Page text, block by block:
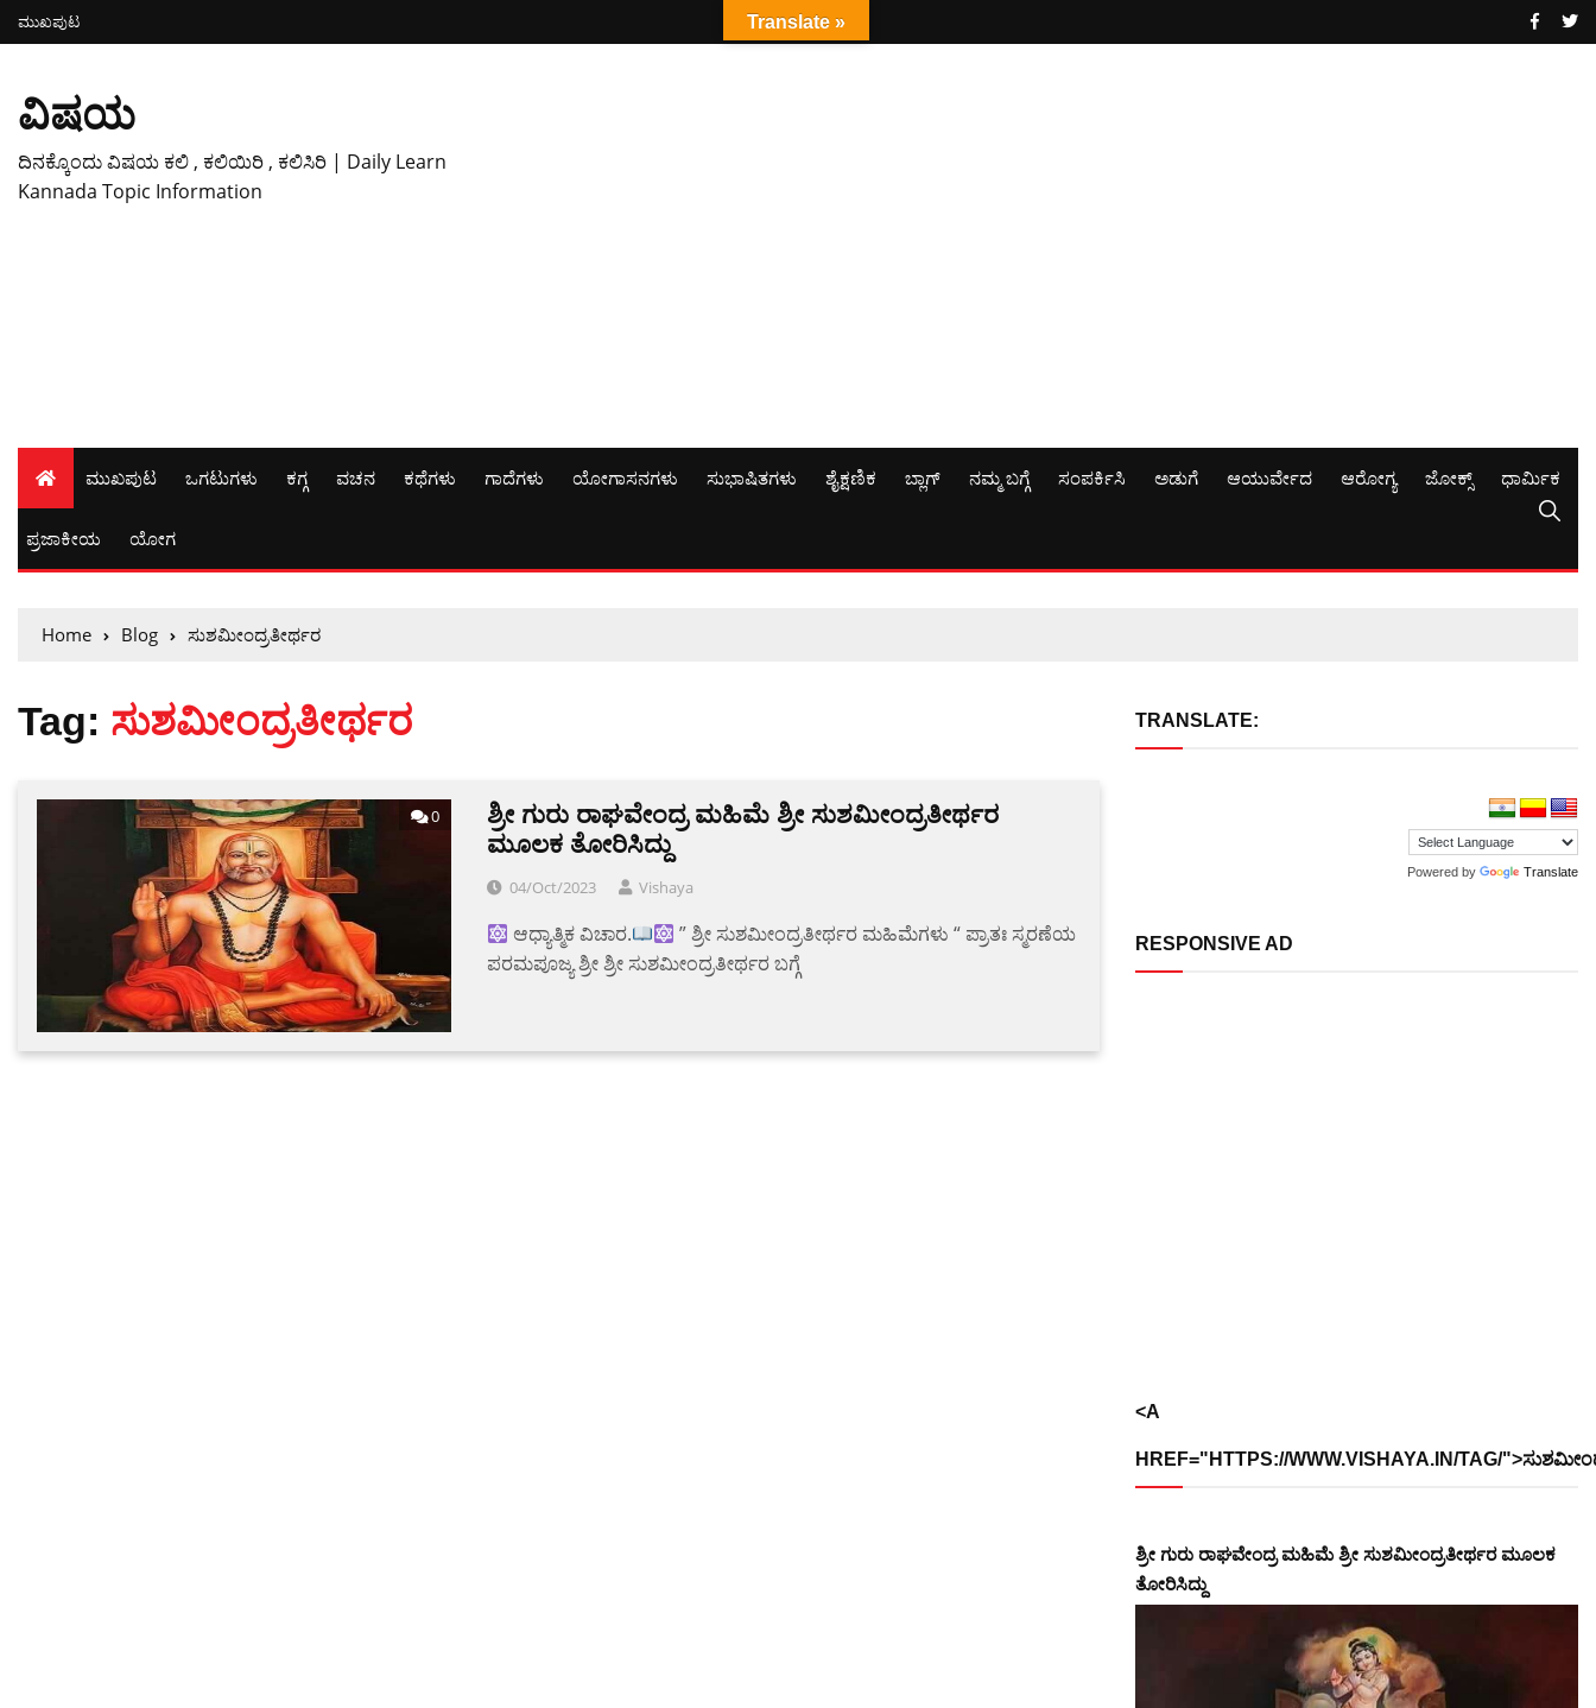
ಮುಖಪುಟ
ವಿಷಯ
ದಿನಕ್ಕೊಂದು ವಿಷಯ ಕಲಿ , ಕಲಿಯಿರಿ , ಕಲಿಸಿರಿ | Daily Learn
Kannada Topic Information
ಮುಖಪುಟ ಒಗಟುಗಳು ಕಗ್ಗ ವಚನ ಕಥೆಗಳು ಗಾದೆಗಳು ಯೋಗಾಸನಗಳು ಸುಭಾಷಿತಗಳು ಶೈಕ್ಷಣಿಕ ಬ್ಲಾಗ್ ನಮ್ಮ ಬಗ್ಗೆ ಸಂಪರ್ಕಿಸಿ ಅಡುಗೆ ಆಯುರ್ವೇದ ಆರೋಗ್ಯ ಜೋಕ್ಸ್ ಧಾರ್ಮಿಕ
ಪ್ರಜಾಕೀಯ ಯೋಗ
Home Blog ಸುಶಮೀಂದ್ರತೀರ್ಥರ
Tag: ಸುಶಮೀಂದ್ರತೀರ್ಥರ
0
ಶ್ರೀ ಗುರು ರಾಘವೇಂದ್ರ ಮಹಿಮೆ ಶ್ರೀ ಸುಶಮೀಂದ್ರತೀರ್ಥರ
ಮೂಲಕ ತೋರಿಸಿದ್ದು
04/Oct/2023 Vishaya
ಆಧ್ಯಾತ್ಮಿಕ ವಿಚಾರ.
” ಶ್ರೀ ಸುಶಮೀಂದ್ರತೀರ್ಥರ ಮಹಿಮೆಗಳು “ ಪ್ರಾತಃ ಸ್ಮರಣೆಯ
ಪರಮಪೂಜ್ಯ ಶ್ರೀ ಶ್ರೀ ಸುಶಮೀಂದ್ರತೀರ್ಥರ ಬಗ್ಗೆ
TRANSLATE:
Powered by Translate
RESPONSIVE AD
<A
HREF="HTTPS://WWW.VISHAYA.IN/TAG/
ಶ್ರೀ ಗುರು ರಾಘವೇಂದ್ರ ಮಹಿಮೆ ಶ್ರೀ ಸುಶಮೀಂದ್ರತೀರ್ಥರ ಮೂಲಕ
ತೋರಿಸಿದ್ದು
Translate »